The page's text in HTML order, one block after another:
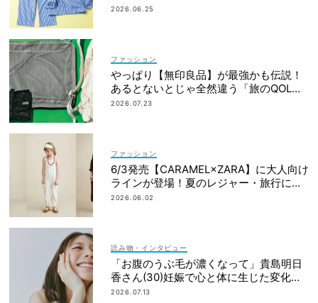
2026.06.25
ファッション
やっぱり【無印良品】が最強かも伝説！
あるとないとじゃ全然違う「旅のQOL爆
上げアイテム」
2026.07.23
ファッション
6/3発売【CARAMEL×ZARA】に大人向け
ラインが登場！夏のレジャー・旅行にも
おすすめ
2026.06.02
読み物・インタビュー
「お腹のうぶ毛が濃くなって」貴島明日
香さん(30)妊娠で心と体に生じた変化も
「愛しいです」
2026.07.13